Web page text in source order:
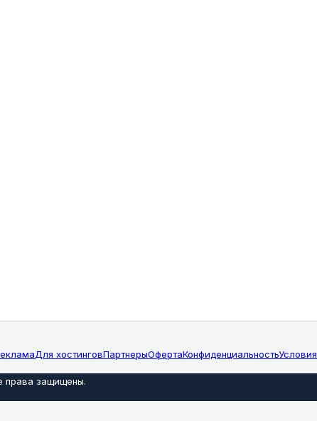
Для хостинговПартнерыОфертаКонфиденциальностьУсловия
права защищены.